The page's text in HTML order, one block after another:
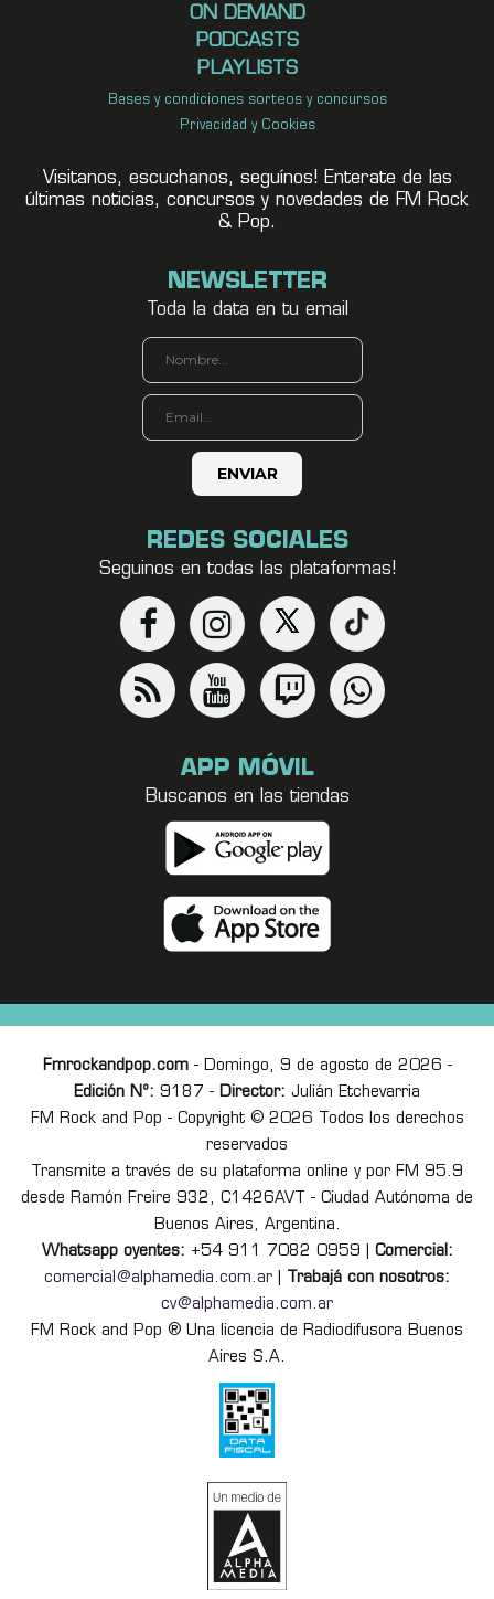
ON DEMAND
PODCASTS
PLAYLISTS
Bases y condiciones sorteos y concursos
Privacidad y Cookies
Visitanos, escuchanos, seguínos! Enterate de las
últimas noticias, concursos y novedades de FM Rock
& Pop.
NEWSLETTER
Toda la data en tu email
REDES SOCIALES
Seguinos en todas las plataformas!
APP MÓVIL
Buscanos en las tiendas
Fmrockandpop.com- Domingo, 9 de agosto de 2026 -
Edición Nº: 9187 - Director: Julián Etchevarria
FM Rock and Pop - Copyright © 2026 Todos los derechos
reservados
Transmite a través de su plataforma online y por FM 95.9
desde Ramón Freire 932, C1426AVT - Ciudad Autónoma de
Buenos Aires, Argentina.
Whatsapp oyentes: +54 911 7082 0959 | Comercial:
comercial@alphamedia.com.ar
Trabajá con nosotros:
cv@alphamedia.com.ar
FM Rock and Pop ® Una licencia de Radiodifusora Buenos
Aires S.A.